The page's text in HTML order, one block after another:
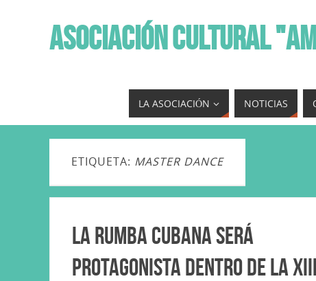
ASOCIACIÓN CULTURAL
LA ASOCIACIÓN NOTICIAS
ETIQUETA: MASTER DANCE
La Rumba Cubana será
protagonista dentro de la XIII